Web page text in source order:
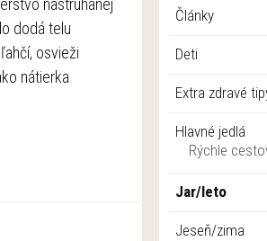
nastrúhanej
dodá telu
osvieži
nátierka
Články
Deti
Extra zdravé
Hlavné jedlá
Rýchle
Jar/leto
Jeseň/zima